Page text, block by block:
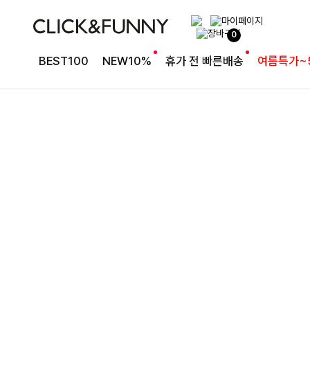
0
BEST100 NEW10% 휴가 전 빠른배송 여름특가
슬림한 실루엣 카라 니트
더리골지 카라니트